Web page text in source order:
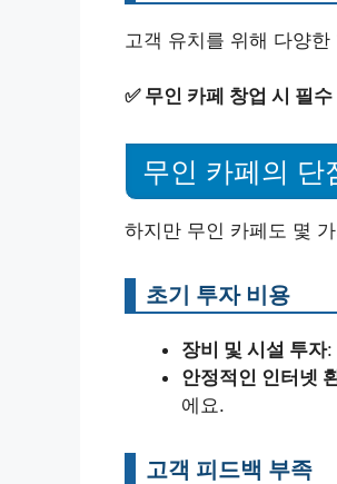
고객 유치를 위해 다양
✅ 무인 카페 창업 시 필
무인 카페의 단
하지만 무인 카페도 몇
초기 투자 비용
장비 및 시설 투자:
안정적인 인터넷
에요.
고객 피드백 부족